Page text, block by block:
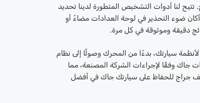
تتيح لنا أدوات التشخيص المتطورة لدينا تحديد
ضوء التحذير في لوحة العدادات مضاءً أو
دقيقة وموثوقة في كل مرة.
سيارتك، بدءًا من المحرك وصولًا إلى نظام
جاك وفقًا لإجراءات الشركة المصنعة، مما
جراج للحفاظ على سيارتك جاك في أفضل